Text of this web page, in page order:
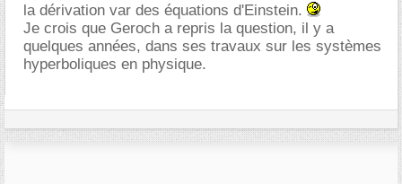
la dérivation var des équations d'Einstein.
Je crois que Geroch a repris la question, il y a
quelques années, dans ses travaux sur les systèmes
hyperboliques en physique.